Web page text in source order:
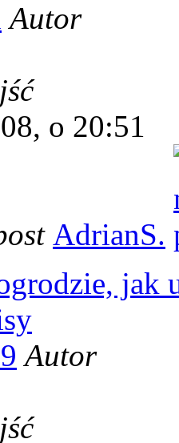
Autor
o 20:51
AdrianS.
jak
Autor